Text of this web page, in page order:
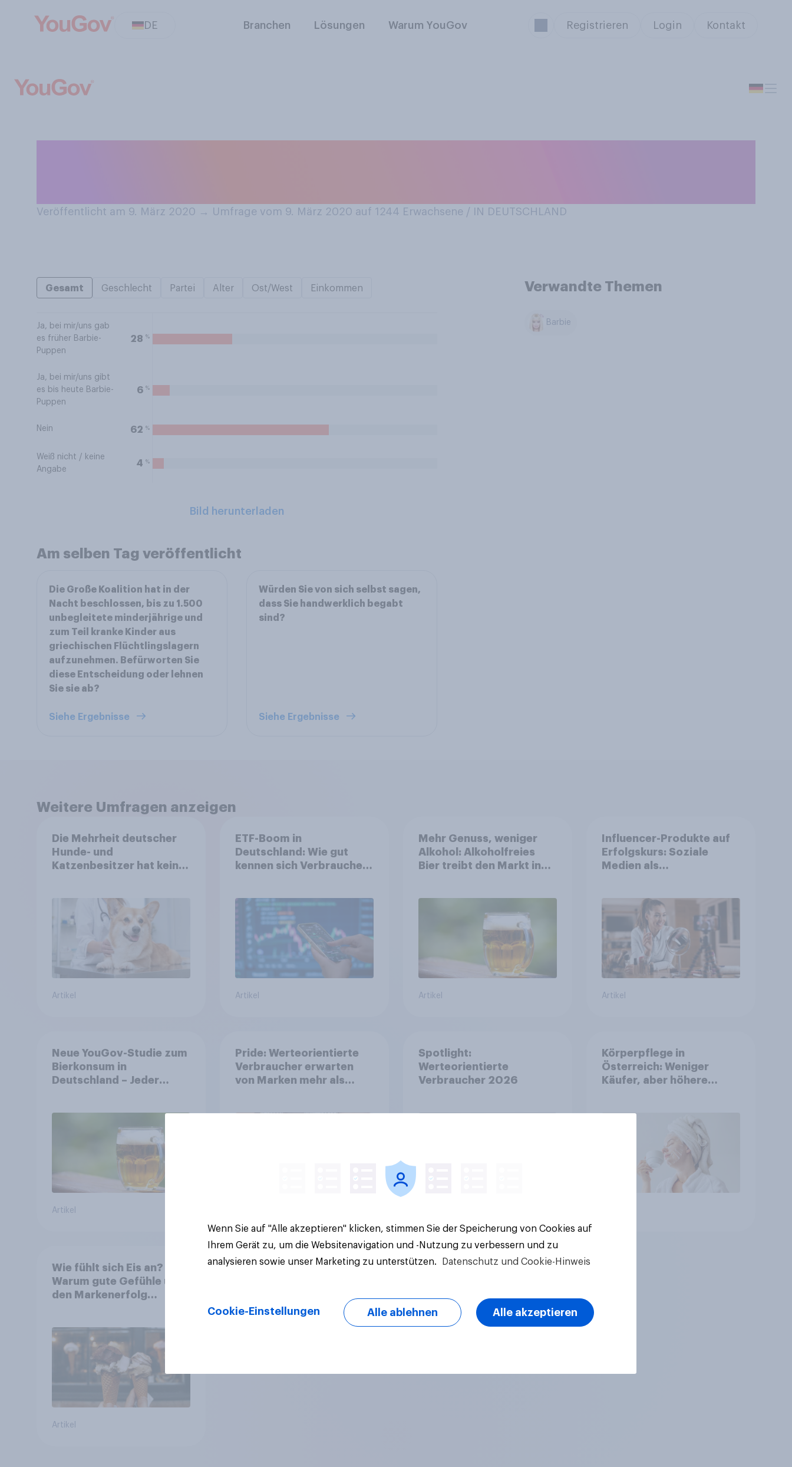
DE Branchen Lösungen Warum YouGov Registrieren Login Kontakt
Veröffentlicht am 9. März 2020 → Umfrage vom 9. März 2020 auf 1244 Erwachsene / IN DEUTSCHLAND
Gesamt Geschlecht Partei Alter Ost/West Einkommen
Ja, bei mir/uns gab
es früher Barbie-
Puppen
28 %
Ja, bei mir/uns gibt
es bis heute Barbie-
Puppen
6 %
Nein 62 %
Weiß nicht / keine
Angabe
4 %
Bild herunterladen
Verwandte Themen
Barbie
Am selben Tag veröffentlicht
Die Große Koalition hat in der
Nacht beschlossen, bis zu 1.500
unbegleitete minderjährige und
zum Teil kranke Kinder aus
griechischen Flüchtlingslagern
aufzunehmen. Befürworten Sie
diese Entscheidung oder lehnen
Sie sie ab?
Siehe Ergebnisse
Würden Sie von sich selbst sagen,
dass Sie handwerklich begabt
sind?
Siehe Ergebnisse
Weitere Umfragen anzeigen
Die Mehrheit deutscher
Hunde- und
Katzenbesitzer hat keine
Artikel
ETF-Boom in
Deutschland: Wie gut
kennen sich Verbraucher
Artikel
Mehr Genuss, weniger
Alkohol: Alkoholfreies
Bier treibt den Markt in
Artikel
Influencer-Produkte auf
Erfolgskurs: Soziale
Medien als
Artikel
Neue YouGov-Studie zum
Bierkonsum in
Deutschland – Jeder
um über 23 Prozent
Artikel
Pride: Werteorientierte
Verbraucher erwarten
von Marken mehr als
Spotlight:
Werteorientierte
Verbraucher 2026
Körperpflege in
Österreich: Weniger
Käufer, aber höhere
Wie fühlt sich Eis an?
Warum gute Gefühle über
den Markenerfolg
Artikel
Wenn Sie auf "Alle akzeptieren" klicken, stimmen Sie der Speicherung von Cookies auf
Ihrem Gerät zu, um die Websitenavigation und -Nutzung zu verbessern und zu
analysieren sowie unser Marketing zu unterstützen.
Datenschutz und Cookie-Hinweis
Cookie-Einstellungen Alle ablehnen Alle akzeptieren